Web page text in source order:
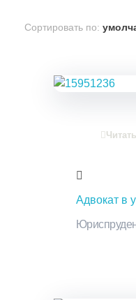
Сортировать по:
Адвокат в
Читать